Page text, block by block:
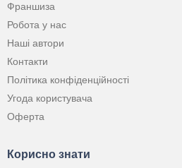
Франшиза
Робота у нас
Наші автори
Контакти
Політика конфіденційності
Угода користувача
Оферта
Корисно знати